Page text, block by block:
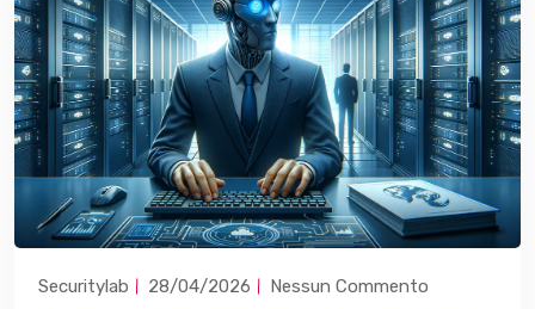
Securitylab 28/04/2026 Nessun Commento